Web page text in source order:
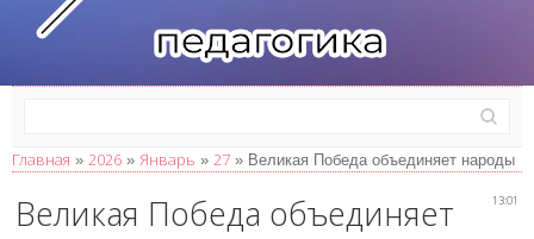
Главная » 2026 » Январь » 27 » Великая Победа объединяет народы
13:01
Великая Победа объединяет